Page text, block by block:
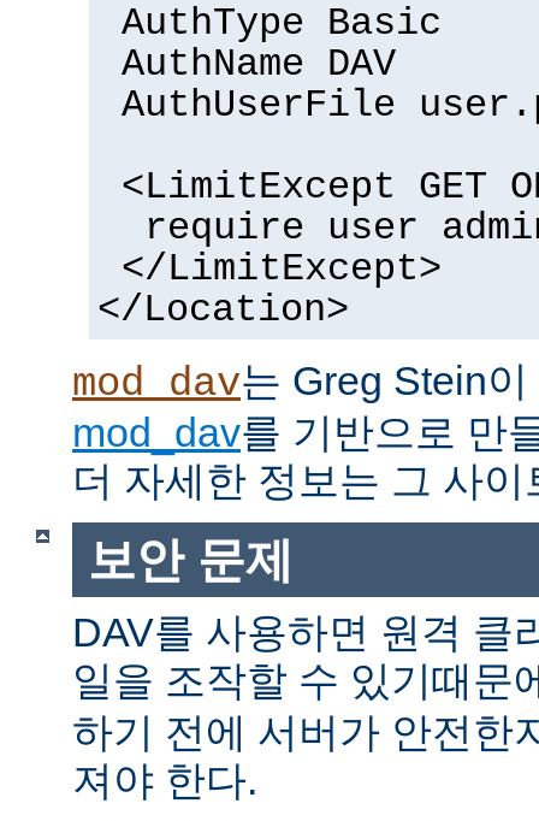
AuthType Basic
AuthName DAV
AuthUserFile
<LimitExcept GET
require user
</LimitExcept>
</Location>
mod_dav는 Greg Stein
mod_dav를 기반으로 만
더 자세한 정보는 그 사
보안 문제
DAV를 사용하면 원격 클
일을 조작할 수 있기때문
하기 전에 서버가 안전한
져야 한다.